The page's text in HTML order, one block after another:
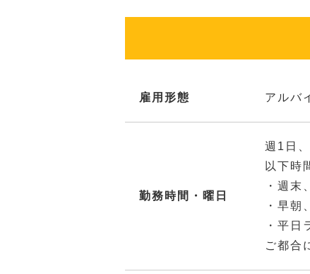
雇用形態 アルバ
勤務時間・曜日
週1日
以下時
・週末
・早朝
・平日
ご都合